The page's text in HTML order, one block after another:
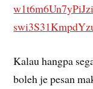
Kalau hangpa
boleh je pesan